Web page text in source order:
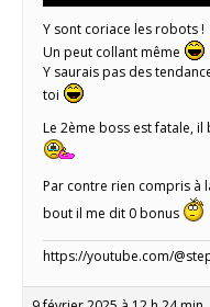
Y sont coriace les robots !
Un peut collant même
Y saurais pas des
toi
Le 2ème boss est fatale,
Par contre rien compris à
bout il me dit 0 bonus
https://youtube.com/